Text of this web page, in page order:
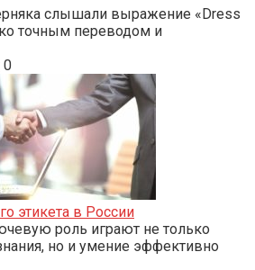
слышали выражение «Dress
точным переводом и
0
этикета в России
роль играют не только
но и умение эффективно